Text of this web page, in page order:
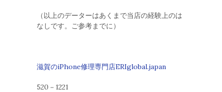
（以上のデーターはあくまで当店の経験上のは
なしです。ご参考までに）
滋賀のiPhone修理専門店ERIglobal.japan
520－1221